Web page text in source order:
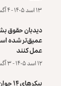
۱۳ اسد ۱۴۰۵ - ۴ آگست ۲۰۲۶
دیدبان حقوق
عمیق‌تر شده
عمل کنند
۱۲ اسد ۱۴۰۵ - ۳ آگست ۲۰۲۶